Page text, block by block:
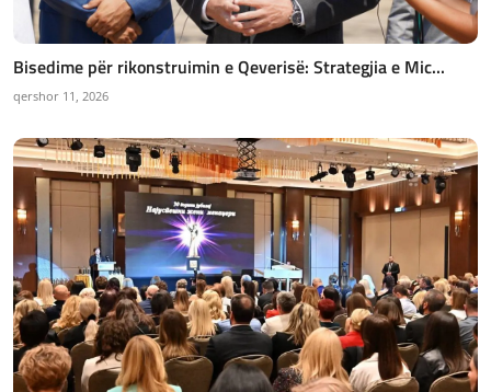
Bisedime për rikonstruimin e Qeverisë: Strategjia e Mic...
qershor 11, 2026